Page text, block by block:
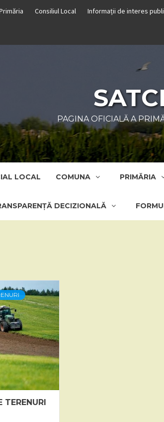
Consiliul Local Informații de interes
PAGINA OFICIALĂ A
LOCAL COMUNA PRIMĂRIA
DECIZIONALĂ